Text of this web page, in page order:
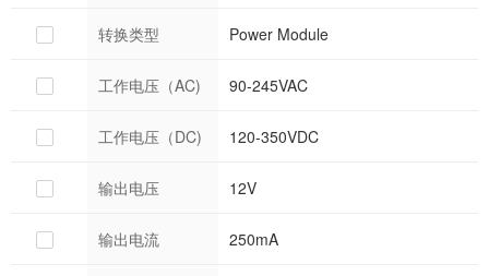
转换类型 Power Module
工作电压（AC) 90-245VAC
工作电压（DC) 120-350VDC
输出电压 12V
输出电流 250mA